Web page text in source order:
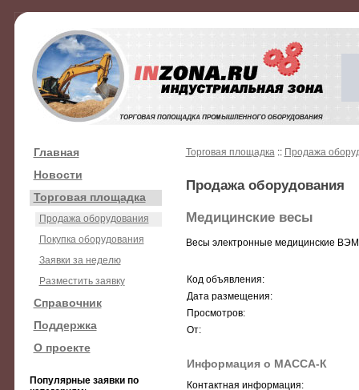
Главная
Новости
Торговая площадка
Продажа оборудования
Покупка оборудования
Заявки за неделю
Разместить заявку
Справочник
Поддержка
О проекте
Популярные заявки по
Торговая площадка:: Продажа
Продажа оборудования
Медицинские весы
Весы электронные медицинские
Код объявления:
Дата размещения:
Просмотров:
От:
Информация о МАССА-К
Контактная информация: